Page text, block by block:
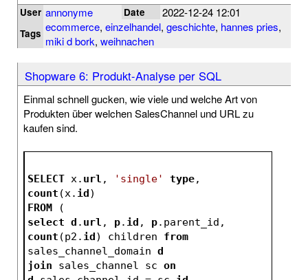
User annonyme Date 2022-12-24 12:01
Tags ecommerce, einzelhandel, geschichte, hannes pries,
miki d bork, weihnachen
Shopware 6: Produkt-Analyse per SQL
Einmal schnell gucken, wie viele und welche Art von
Produkten über welchen SalesChannel und URL zu
kaufen sind.
SELECT x. url , 'single' type
count (x. id)
FROM (
select d . url , p. id , p
count (p2. id) children from
sales_channel_domain d
join sales_channel sc on